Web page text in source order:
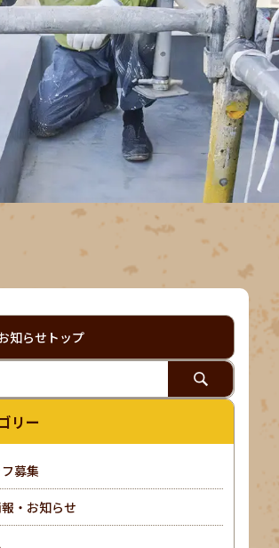
知らせトップ
リー
募集
・お知らせ